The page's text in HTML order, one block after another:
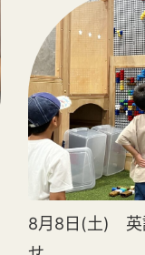
8月8日(土) 英